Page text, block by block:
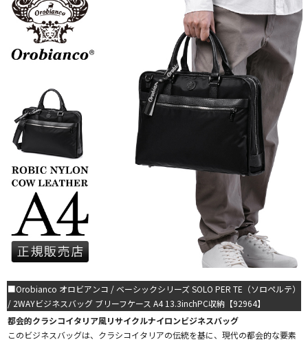
■Orobianco オロビアンコ / ベーシックシリーズ SOLO PER TE（ソロペルテ）
/ 2WAYビジネスバッグ ブリーフケース A4 13.3inchPC収納【92964】
都会的クラシコイタリア風リサイクルナイロンビジネスバッグ
このビジネスバッグは、クラシコイタリアの伝統を基に、現代の都会的な要素